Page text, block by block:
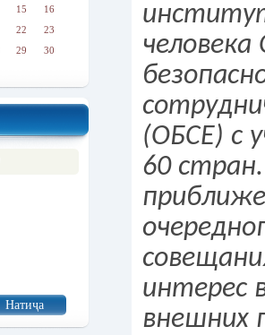
15
16
22
23
29
30
человека
(ОБСЕ) с
60
интерес
внешних